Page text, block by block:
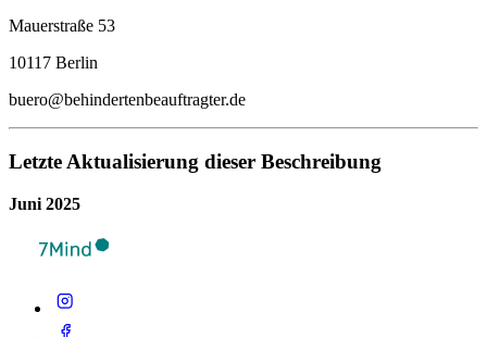
Mauerstraße 53
10117 Berlin
buero@behindertenbeauftragter.de
Letzte Aktualisierung dieser Beschreibung
Juni 2025